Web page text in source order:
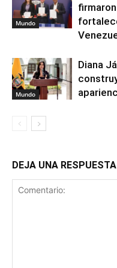
Mundo
Mundo
Diana
DEJA UNA RESPUESTA